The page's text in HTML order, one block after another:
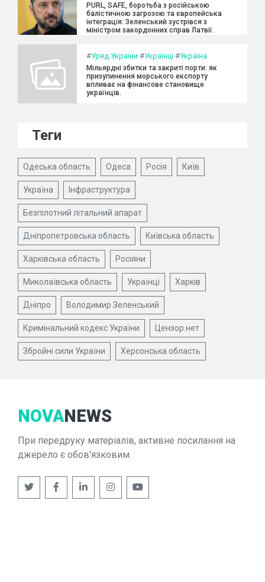
PURL, SAFE, боротьба з російською
балістичною загрозою та європейська
інтеграція: Зеленський зустрівся з
міністром закордонних справ Латвії.
#Уряд України #Українці #Україна
Мільярдні збитки та закриті порти: як
призупинення морського експорту
впливає на фінансове становище
українців.
Теги
Одеська область Одеса Росія Київ
Україна Інфраструктура
Безпілотний літальний апарат
Дніпропетровська область Київська область
Харківська область Росіяни
Миколаївська область Українці Харків
Дніпро Володимир Зеленський
Кримінальний кодекс України Цензор.нет
Збройні сили України Херсонська область
NOVANEWS
При передруку матеріалів, активне посилання на
джерело є обов'язковим.